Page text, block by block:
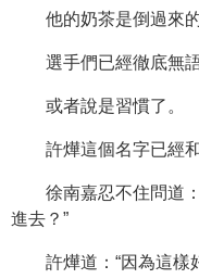
他的奶茶是倒過來的
選手們已經徹底無語
或者說是習慣了。
許燁這個名字已經
徐南嘉忍不住問道
進去？”
許燁道：“因為這樣